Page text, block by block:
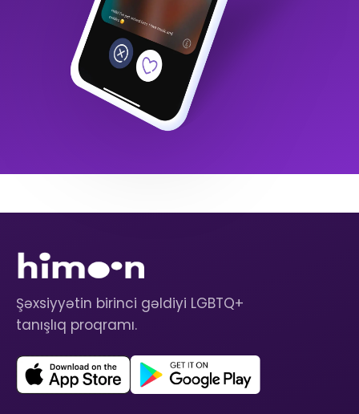
Şəxsiyyətin birinci gəldiyi LGBTQ+
tanışlıq proqramı.